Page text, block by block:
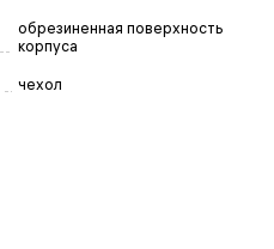
обрезиненная поверхность
корпуса
чехол